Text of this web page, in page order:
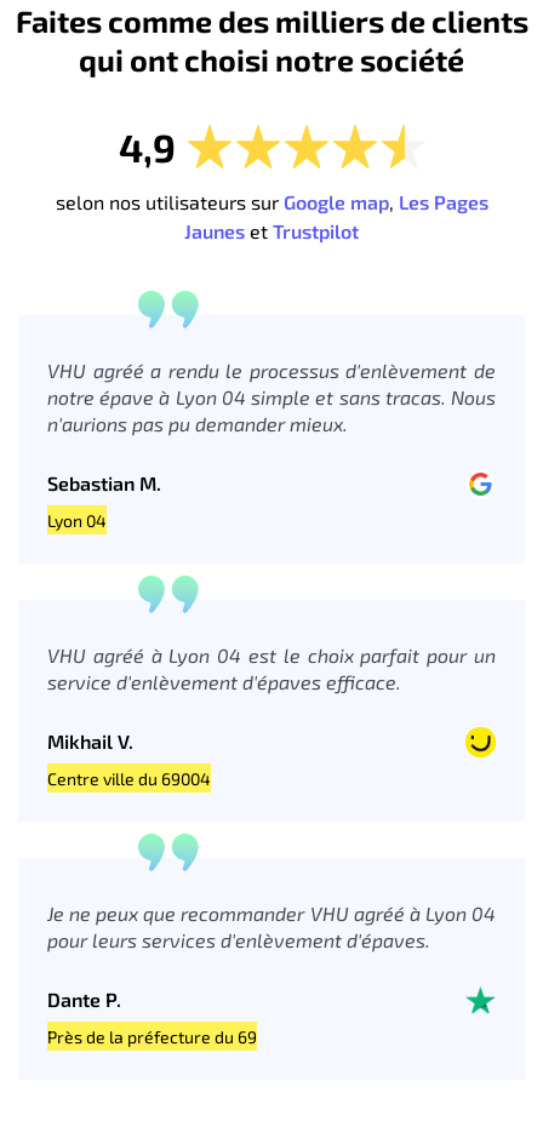
Faites comme des milliers de clients
qui ont choisi notre société
4,9
selon nos utilisateurs sur Google map, Les Pages
Jaunes et Trustpilot
VHU agréé a rendu le processus d'enlèvement de
notre épave à Lyon 04 simple et sans tracas. Nous
n'aurions pas pu demander mieux.
Sebastian M.
Lyon 04
VHU agréé à Lyon 04 est le choix parfait pour un
service d'enlèvement d'épaves efficace.
Mikhail V.
Centre ville du 69004
Je ne peux que recommander VHU agréé à Lyon 04
pour leurs services d'enlèvement d'épaves.
Dante P.
Près de la préfecture du 69